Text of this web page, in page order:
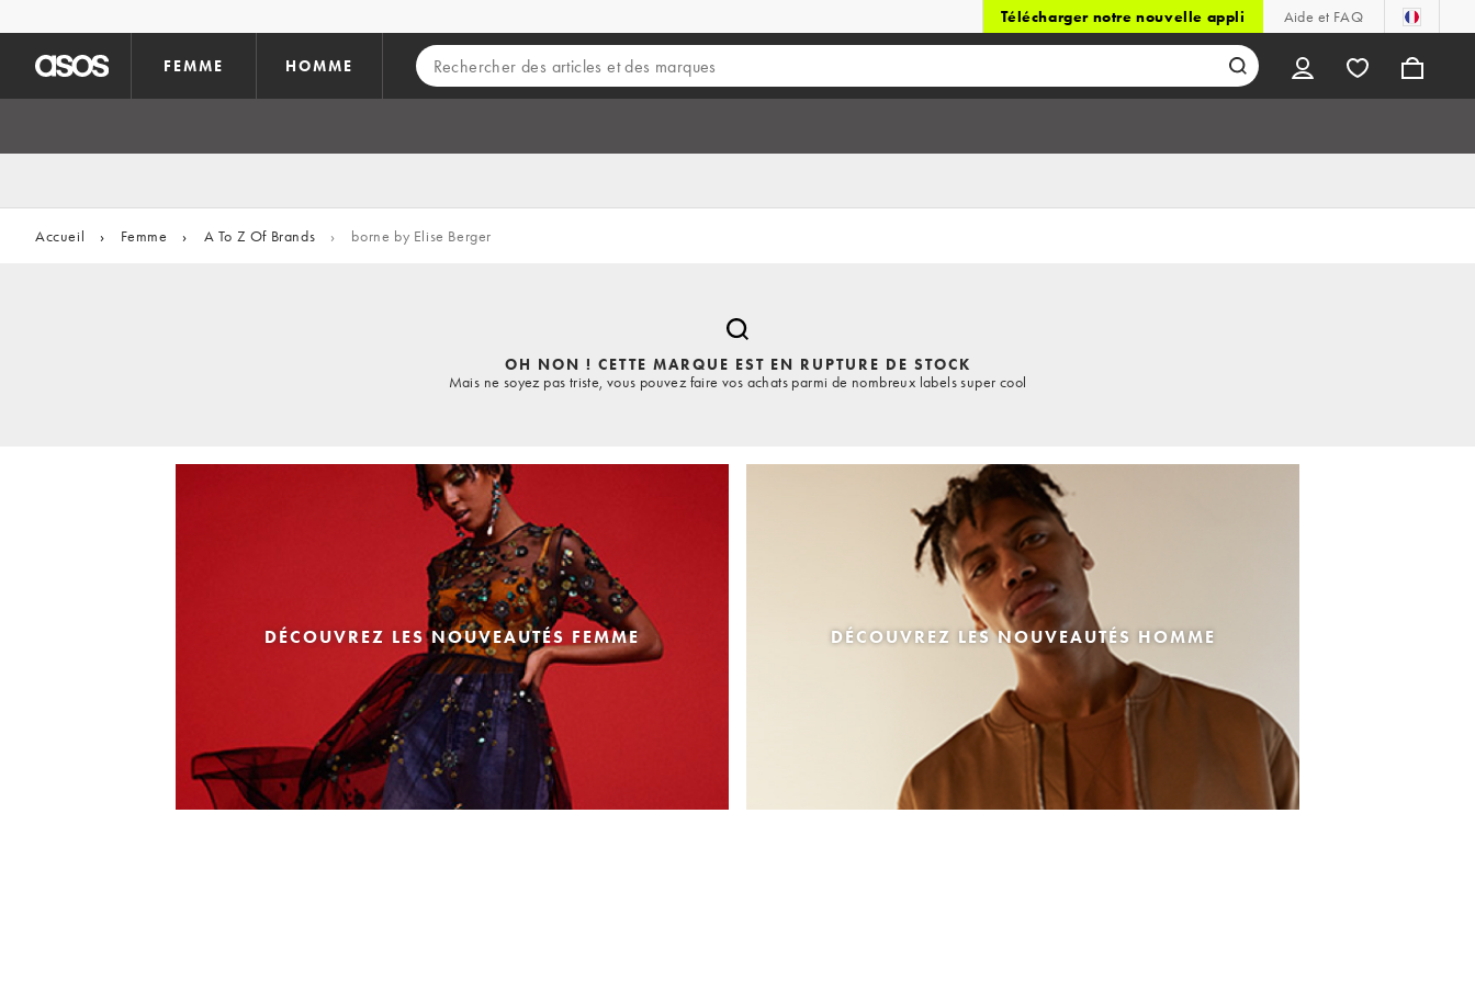
Télécharger notre nouvelle appli Aide et FAQ
FEMME HOMME
Accueil › Femme › A To Z Of Brands › borne by Elise Berger
OH NON ! CETTE MARQUE EST EN RUPTURE DE STOCK
Mais ne soyez pas triste, vous pouvez faire vos achats parmi de nombreux labels super cool
DÉCOUVREZ LES NOUVEAUTÉS FEMME DÉCOUVREZ LES NOUVEAUTÉS HOMME